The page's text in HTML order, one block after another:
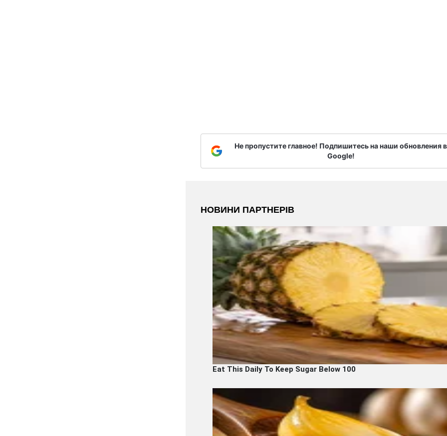
Не пропустите главное! Подпишитесь на наши обновления в
Google!